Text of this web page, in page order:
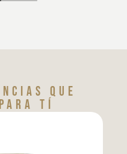
que
tí